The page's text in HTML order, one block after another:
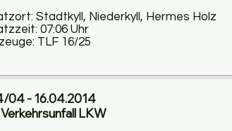
Stadtkyll, Niederkyll, Hermes Holz
07:06 Uhr
TLF 16/25
04 - 16.04.2014
LKW